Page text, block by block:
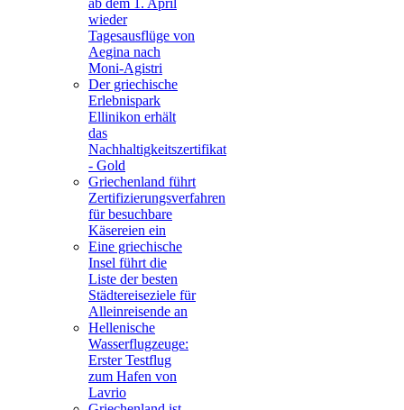
ab dem 1. April
wieder
Tagesausflüge von
Aegina nach
Moni-Agistri
Der griechische
Erlebnispark
Ellinikon erhält
das
Nachhaltigkeitszertifikat
- Gold
Griechenland führt
Zertifizierungsverfahren
für besuchbare
Käsereien ein
Eine griechische
Insel führt die
Liste der besten
Städtereiseziele für
Alleinreisende an
Hellenische
Wasserflugzeuge:
Erster Testflug
zum Hafen von
Lavrio